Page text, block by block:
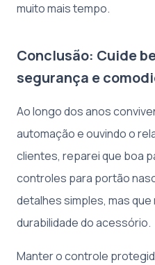
muito mais tempo.
Conclusão: Cuide
segurança e
Ao longo dos anos
automação e ouvindo o
clientes, reparei que boa
controles para portão
detalhes simples, mas
durabilidade do acessório.
Manter o controle